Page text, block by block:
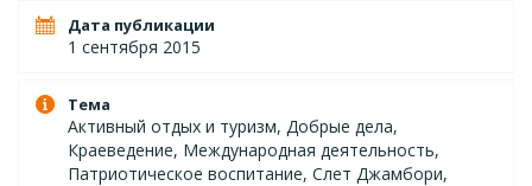
Дата публикации
1 сентября 2015
Тема
Активный отдых и туризм, Добрые дела,
Краеведение, Международная деятельность,
Патриотическое воспитание, Слет Джамбори,